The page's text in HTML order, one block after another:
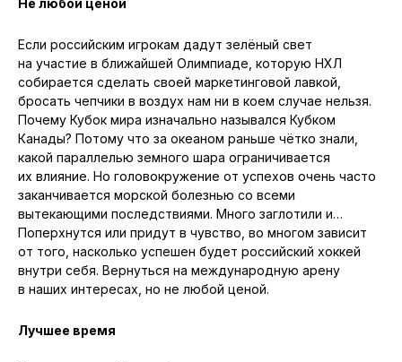
Если российским игрокам дадут зелёный свет
на участие в ближайшей Олимпиаде, которую НХЛ
собирается сделать своей маркетинговой лавкой,
бросать чепчики в воздух нам ни в коем случае нельзя.
Почему Кубок мира изначально назывался Кубком
Канады? Потому что за океаном раньше чётко знали,
какой параллелью земного шара ограничивается
их влияние. Но головокружение от успехов очень часто
заканчивается морской болезнью со всеми
вытекающими последствиями. Много заглотили и…
Поперхнутся или придут в чувство, во многом зависит
от того, насколько успешен будет российский хоккей
внутри себя. Вернуться на международную арену
в наших интересах, но не любой ценой.
Лучшее время